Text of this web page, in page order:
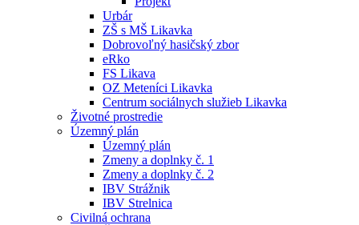
Urbár
ZŠ s MŠ Likavka
Dobrovoľný hasičský zbor
eRko
FS Likava
OZ Meteníci Likavka
Centrum sociálnych služieb Likavka
Životné prostredie
Územný plán
Územný plán
Zmeny a doplnky č. 1
Zmeny a doplnky č. 2
IBV Strážnik
IBV Strelnica
Civilná ochrana